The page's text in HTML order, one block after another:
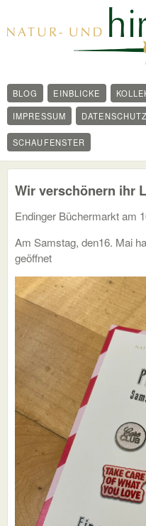
BLOG EINBLICKE
IMPRESSUM
SCHAUFENSTER
Wir verschönern ihr
Endinger Büchermarkt am
Am Samstag, den16. Mai
geöffnet